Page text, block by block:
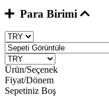
Para Birimi
Ürün/Seçenek
Fiyat/Dönem
Sepetiniz Boş